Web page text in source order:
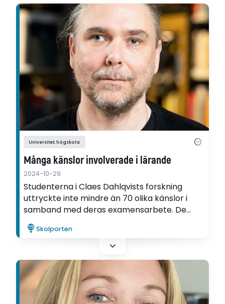
Universitet, högskola
Många känslor involverade i lärande
2024-10-29
Studenterna i Claes Dahlqvists forskning
uttryckte inte mindre än 70 olika känslor i
samband med deras examensarbete. De
vanligaste känslorna var oro och ångest inför
att examineras, visar avhandlingen.
Skolporten